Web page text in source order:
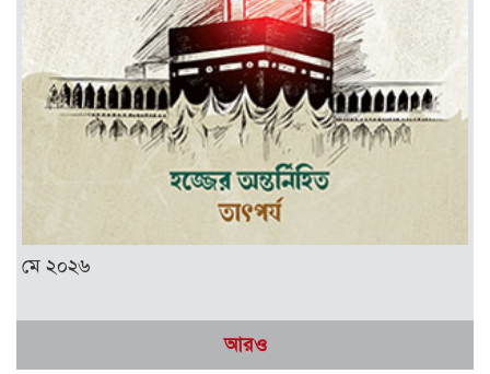
মে ২০২৬
আরও